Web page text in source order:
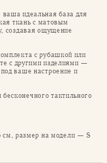
идеальная база для
ткань с матовым
создавая ощущение
с рубашкой или
с другими изделиями —
ваше настроение и
тактильного
размер на модели — S